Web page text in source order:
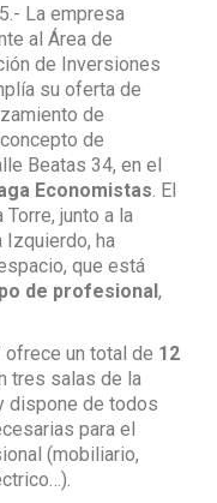
La empresa
al Área de
de Inversiones
su oferta de
de
de
Beatas 34, en el
Economistas . El
junto a la
Izquierdo, ha
que está
de profesional,
ofrece un total de 12
tres salas de la
dispone de todos
para el
(mobiliario,